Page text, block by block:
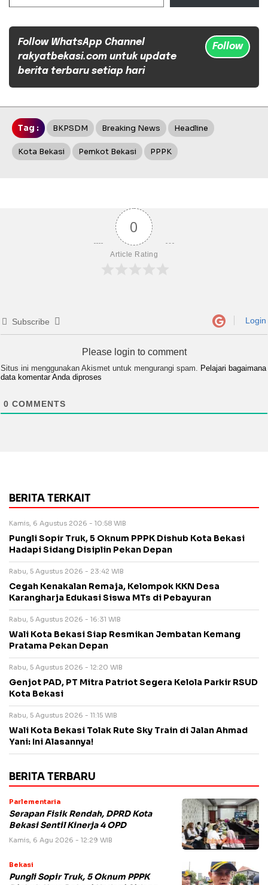
Follow WhatsApp Channel
rakyatbekasi.com untuk update
berita terbaru setiap hari
Follow
Tag : BKPSDM Breaking News Headline
Kota Bekasi Pemkot Bekasi PPPK
0
Article Rating
Subscribe Login
Please login to comment
Situs ini menggunakan Akismet untuk mengurangi spam. Pelajari bagaimana
data komentar Anda diproses
0 COMMENTS
BERITA TERKAIT
Kamis, 6 Agustus 2026 - 10:58 WIB
Pungli Sopir Truk, 5 Oknum PPPK Dishub Kota Bekasi
Hadapi Sidang Disiplin Pekan Depan
Rabu, 5 Agustus 2026 - 23:42 WIB
Cegah Kenakalan Remaja, Kelompok KKN Desa
Karangharja Edukasi Siswa MTs di Pebayuran
Rabu, 5 Agustus 2026 - 16:31 WIB
Wali Kota Bekasi Siap Resmikan Jembatan Kemang
Pratama Pekan Depan
Rabu, 5 Agustus 2026 - 12:20 WIB
Genjot PAD, PT Mitra Patriot Segera Kelola Parkir RSUD
Kota Bekasi
Rabu, 5 Agustus 2026 - 11:15 WIB
Wali Kota Bekasi Tolak Rute Sky Train di Jalan Ahmad
Yani: Ini Alasannya!
BERITA TERBARU
Parlementaria
Serapan Fisik Rendah, DPRD Kota
Bekasi Sentil Kinerja 4 OPD
Kamis, 6 Agu 2026 - 12:29 WIB
Bekasi
Pungli Sopir Truk, 5 Oknum PPPK